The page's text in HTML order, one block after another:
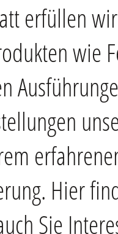
erfüllen
wie
Hier
Sie